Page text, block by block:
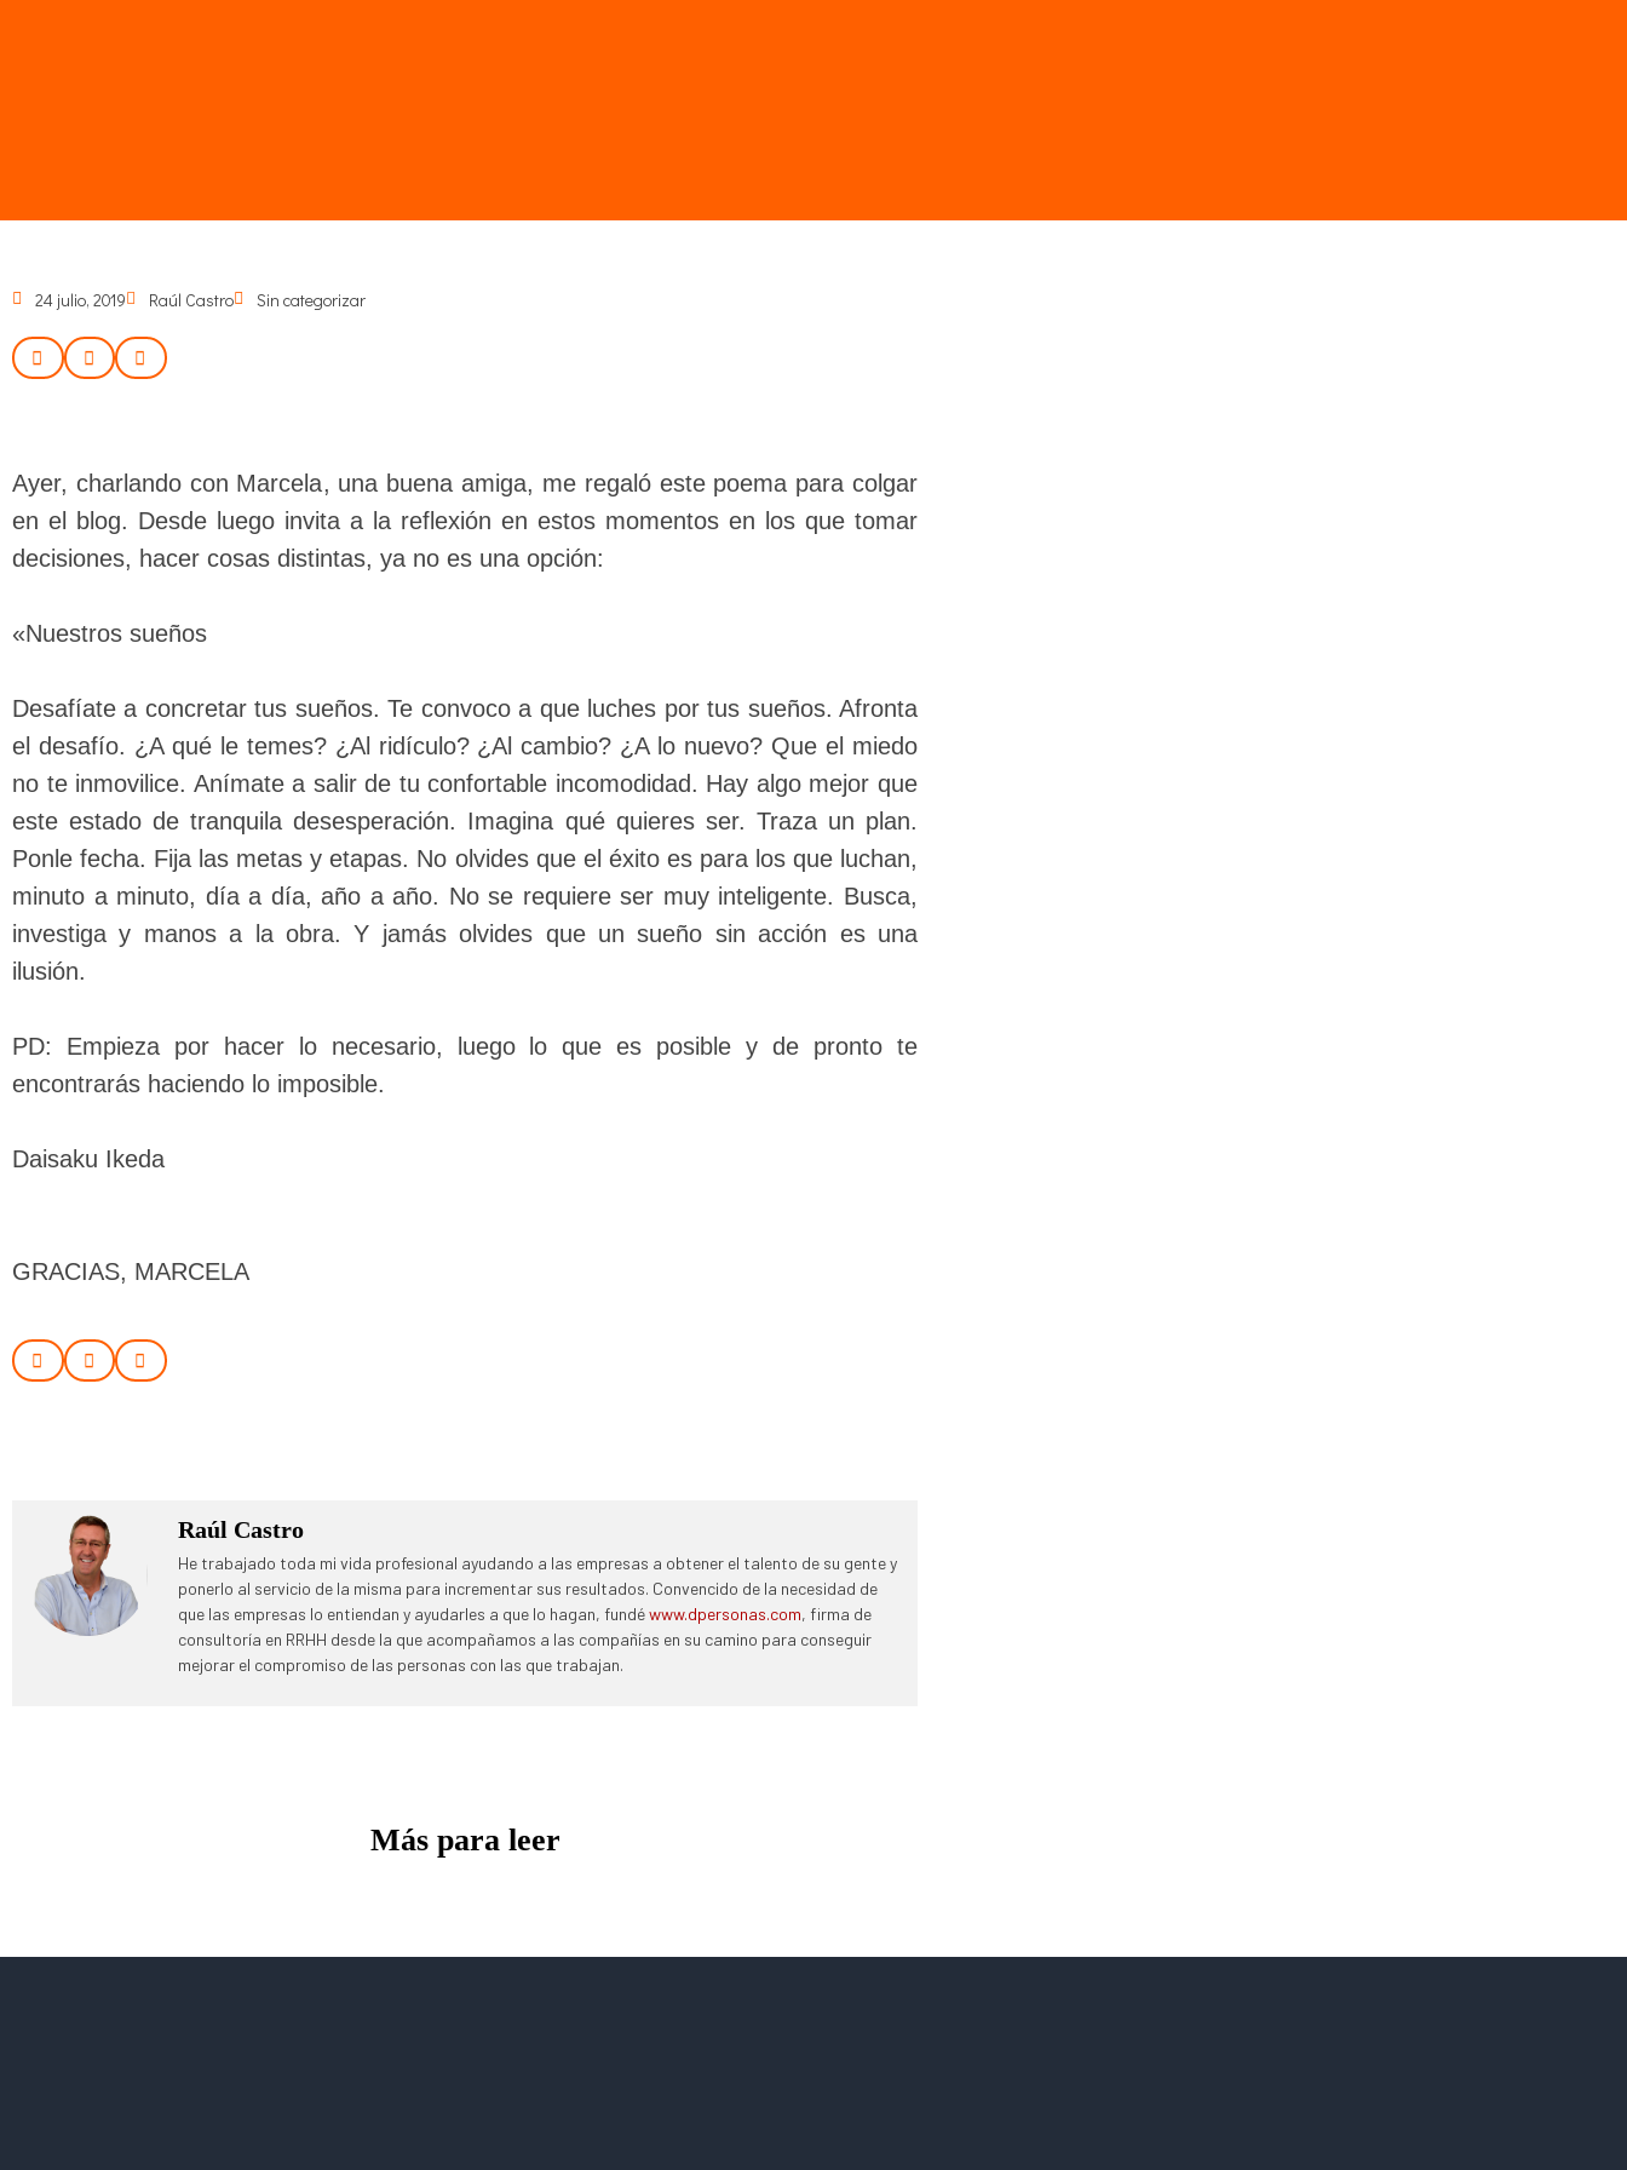
24 julio, 2019 Raúl Castro Sin categorizar
Ayer, charlando con Marcela, una buena amiga, me regaló este poema para colgar
en el blog. Desde luego invita a la reflexión en estos momentos en los que tomar
decisiones, hacer cosas distintas, ya no es una opción:
«Nuestros sueños
Desafíate a concretar tus sueños. Te convoco a que luches por tus sueños. Afronta
el desafío. ¿A qué le temes? ¿Al ridículo? ¿Al cambio? ¿A lo nuevo? Que el miedo
no te inmovilice. Anímate a salir de tu confortable incomodidad. Hay algo mejor que
este estado de tranquila desesperación. Imagina qué quieres ser. Traza un plan.
Ponle fecha. Fija las metas y etapas. No olvides que el éxito es para los que luchan,
minuto a minuto, día a día, año a año. No se requiere ser muy inteligente. Busca,
investiga y manos a la obra. Y jamás olvides que un sueño sin acción es una
ilusión.
PD: Empieza por hacer lo necesario, luego lo que es posible y de pronto te
encontrarás haciendo lo imposible.
Daisaku Ikeda
GRACIAS, MARCELA
Raúl Castro
He trabajado toda mi vida profesional ayudando a las empresas a obtener el talento de su gente y
ponerlo al servicio de la misma para incrementar sus resultados. Convencido de la necesidad de
que las empresas lo entiendan y ayudarles a que lo hagan, fundéwww.dpersonas.com, firma de
consultoría en RRHH desde la que acompañamos a las compañías en su camino para conseguir
mejorar el compromiso de las personas con las que trabajan.
Más para leer